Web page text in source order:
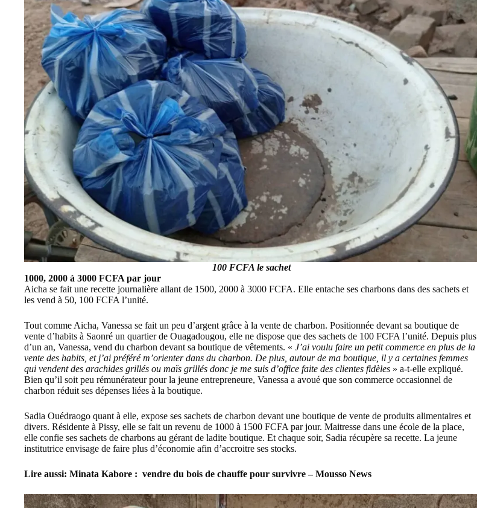
100 FCFA le sachet
1000, 2000 à 3000 FCFA par jour
Aicha se fait une recette journalière allant de 1500, 2000 à 3000 FCFA. Elle entache ses charbons dans des sachets et
les vend à 50, 100 FCFA l’unité.
Tout comme Aicha, Vanessa se fait un peu d’argent grâce à la vente de charbon. Positionnée devant sa boutique de
vente d’habits à Saonré un quartier de Ouagadougou, elle ne dispose que des sachets de 100 FCFA l’unité. Depuis plus
d’un an, Vanessa, vend du charbon devant sa boutique de vêtements. « J’ai voulu faire un petit commerce en plus de la
vente des habits, et j’ai préféré m’orienter dans du charbon. De plus, autour de ma boutique, il y a certaines femmes
qui vendent des arachides grillés ou maïs grillés donc je me suis d’office faite des clientes fidèles » a-t-elle expliqué.
Bien qu’il soit peu rémunérateur pour la jeune entrepreneure, Vanessa a avoué que son commerce occasionnel de
charbon réduit ses dépenses liées à la boutique.
Sadia Ouédraogo quant à elle, expose ses sachets de charbon devant une boutique de vente de produits alimentaires et
divers. Résidente à Pissy, elle se fait un revenu de 1000 à 1500 FCFA par jour. Maitresse dans une école de la place,
elle confie ses sachets de charbons au gérant de ladite boutique. Et chaque soir, Sadia récupère sa recette. La jeune
institutrice envisage de faire plus d’économie afin d’accroitre ses stocks.
Lire aussi: Minata Kabore : vendre du bois de chauffe pour survivre – Mousso News